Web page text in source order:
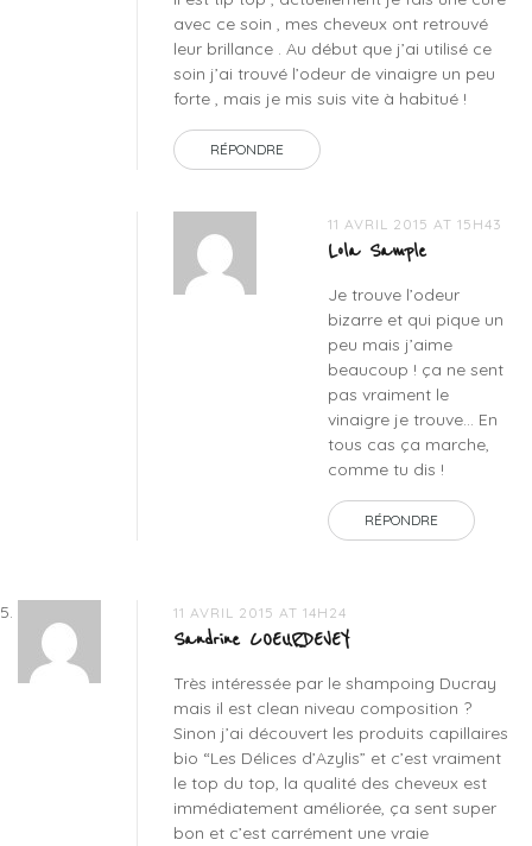
avec ce soin , mes cheveux ont retrouvé
leur brillance . Au début que j’ai utilisé ce
soin j’ai trouvé l’odeur de vinaigre un peu
forte , mais je mis suis vite à habitué !
RÉPONDRE
11 AVRIL 2015 AT 15H43
Lola Sample
Je trouve l’odeur
bizarre et qui pique un
peu mais j’aime
beaucoup ! ça ne sent
pas vraiment le
vinaigre je trouve… En
tous cas ça marche,
comme tu dis !
RÉPONDRE
11 AVRIL 2015 AT 14H24
Sandrine COEURDEVEY
Très intéressée par le shampoing Ducray
mais il est clean niveau composition ?
Sinon j’ai découvert les produits capillaires
bio “Les Délices d’Azylis” et c’est vraiment
le top du top, la qualité des cheveux est
immédiatement améliorée, ça sent super
bon et c’est carrément une vraie